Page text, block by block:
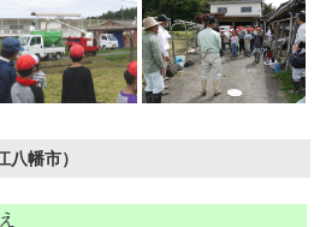
幡市）